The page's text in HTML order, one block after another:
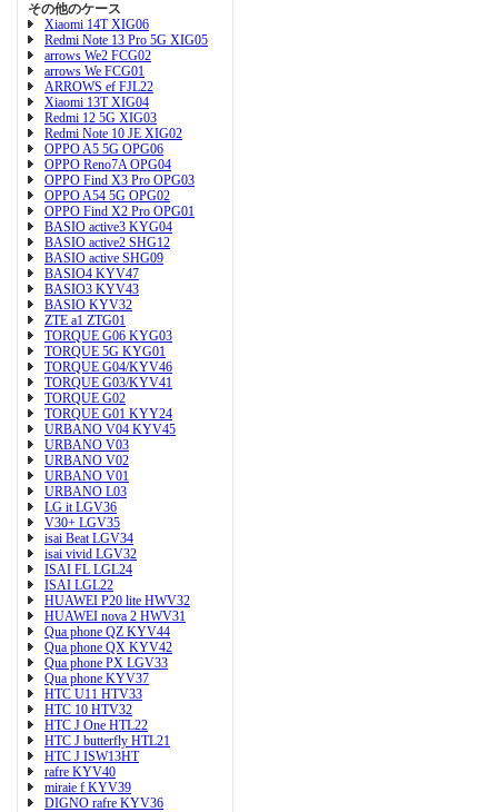
その他のケース
Xiaomi 14T XIG06
Redmi Note 13 Pro 5G XIG05
arrows We2 FCG02
arrows We FCG01
ARROWS ef FJL22
Xiaomi 13T XIG04
Redmi 12 5G XIG03
Redmi Note 10 JE XIG02
OPPO A5 5G OPG06
OPPO Reno7A OPG04
OPPO Find X3 Pro OPG03
OPPO A54 5G OPG02
OPPO Find X2 Pro OPG01
BASIO active3 KYG04
BASIO active2 SHG12
BASIO active SHG09
BASIO4 KYV47
BASIO3 KYV43
BASIO KYV32
ZTE a1 ZTG01
TORQUE G06 KYG03
TORQUE 5G KYG01
TORQUE G04/KYV46
TORQUE G03/KYV41
TORQUE G02
TORQUE G01 KYY24
URBANO V04 KYV45
URBANO V03
URBANO V02
URBANO V01
URBANO L03
LG it LGV36
V30+ LGV35
isai Beat LGV34
isai vivid LGV32
ISAI FL LGL24
ISAI LGL22
HUAWEI P20 lite HWV32
HUAWEI nova 2 HWV31
Qua phone QZ KYV44
Qua phone QX KYV42
Qua phone PX LGV33
Qua phone KYV37
HTC U11 HTV33
HTC 10 HTV32
HTC J One HTL22
HTC J butterfly HTL21
HTC J ISW13HT
rafre KYV40
miraie f KYV39
DIGNO rafre KYV36